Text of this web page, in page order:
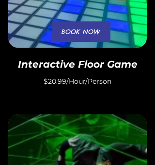
Interactive Floor Game
$20.99/Hour/Person
BOOK NOW